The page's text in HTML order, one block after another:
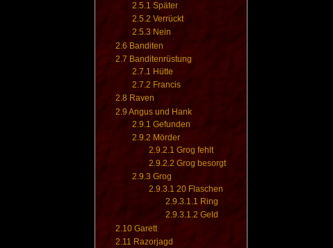
2.5.1 Später
2.5.2 Verrückt
2.5.3 Nein
2.6 Banditen
2.7 Banditenrüstung
2.7.1 Hütte
2.7.2 Francis
2.8 Raven
2.9 Angus und Hank
2.9.1 Gefunden
2.9.2 Mörder
2.9.2.1 Grog fehlt
2.9.2.2 Grog besorgt
2.9.3 Grog
2.9.3.1 20 Flaschen
2.9.3.1.1 Ring
2.9.3.1.2 Geld
2.10 Garett
2.11 Razorjagd